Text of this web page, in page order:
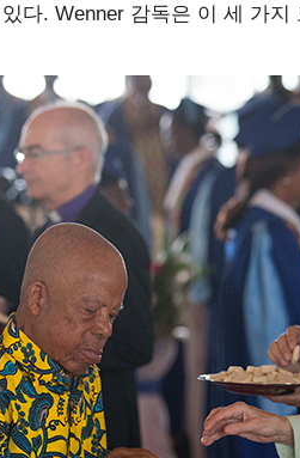
다. Wenner 감독은 이 세 가